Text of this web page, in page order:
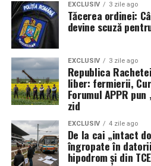
EXCLUSIV 3 zile ago
Tăcerea ordinei:
devine scuză
EXCLUSIV 3 zile ago
Republica
liber: fermierii,
Forumul APPR
zid
EXCLUSIV 4 zile ago
De la cai „intact
îngropate în
hipodrom și din TCE